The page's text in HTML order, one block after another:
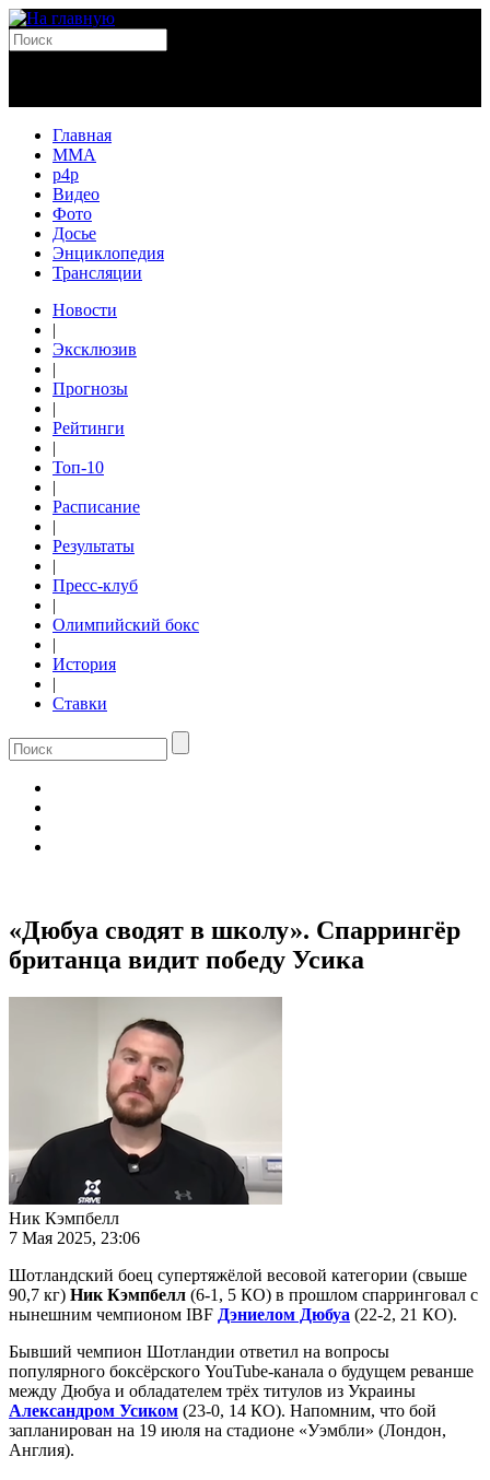
Главная
MMA
p4p
Видео
Фото
Досье
Энциклопедия
Трансляции
Новости
|
Эксклюзив
|
Прогнозы
|
Рейтинги
|
Топ-10
|
Расписание
|
Результаты
|
Пресс-клуб
|
Олимпийский бокс
|
История
|
Ставки
«Дюбуа сводят в школу». Спаррингёр
британца видит победу Усика
Ник Кэмпбелл
7 Мая 2025, 23:06
Шотландский боец супертяжёлой весовой категории (свыше
90,7 кг) Ник Кэмпбелл (6-1, 5 КО) в прошлом спарринговал с
нынешним чемпионом IBF Дэниелом Дюбуа (22-2, 21 КО).
Бывший чемпион Шотландии ответил на вопросы
популярного боксёрского YouTube-канала о будущем реванше
между Дюбуа и обладателем трёх титулов из Украины
Александром Усиком (23-0, 14 КО). Напомним, что бой
запланирован на 19 июля на стадионе «Уэмбли» (Лондон,
Англия).